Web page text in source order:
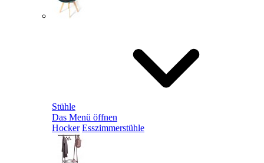
Stühle
Das Menü öffnen
Hocker Esszimmerstühle